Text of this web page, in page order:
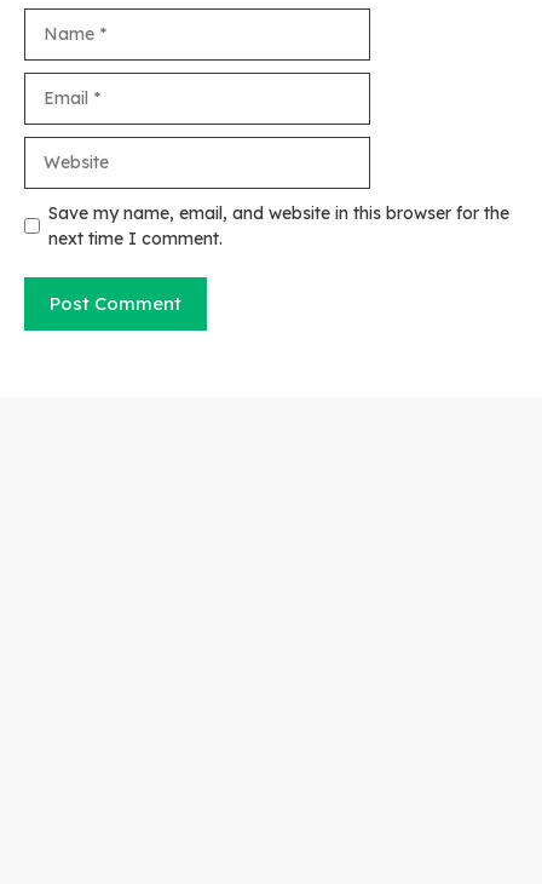
Save my name, email, and website in this browser for the
next time I comment.